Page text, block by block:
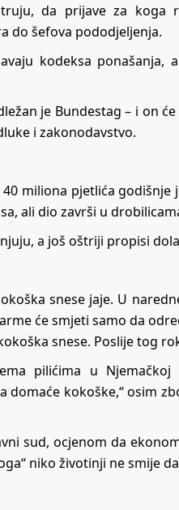
da prijave za koga
do šefova pododjeljenja.
kodeksa ponašanja,
je Bundestag – i on
i zakonodavstvo.
miliona pjetlića
ali dio završi u
a još oštriji propisi
snese jaje. U
će smjeti samo da
snese. Poslije tog
pilićima u
domaće kokoške,“ osim
sud, ocjenom da
niko životinji ne smije